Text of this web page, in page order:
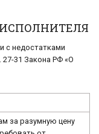
с недостатками
31 Закона РФ «О
за разумную цену